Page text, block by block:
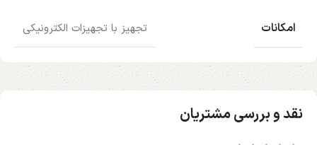
امکانات تجهیز با تجهیزات الکترونیکی
نقد و بررسی مشتریان